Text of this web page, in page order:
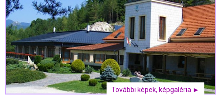
További képek, képgaléria ►